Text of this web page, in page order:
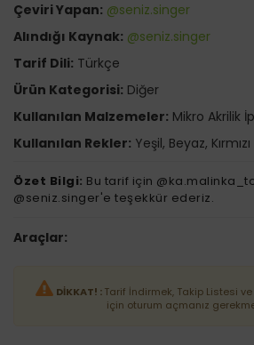
Çeviri Yapan: @seniz.singer
Alındığı Kaynak: @seniz.singer
Tarif Dili: Türkçe
Ürün Kategorisi: Diğer
Kullanılan Malzemeler: Mikro Akrilik
Kullanılan Rekler: Yeşil, Beyaz, Kırmızı
Özet Bilgi: Bu tarif için
@seniz.singer'e teşekkür ederiz.
Araçlar:
DİKKAT! :Tarif İndirmek, Takip Listesi ve
için oturum açmanız